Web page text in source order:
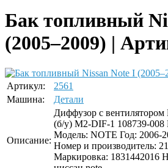
Бак топливный
(2005–2009) |
Артикул:
2561
Машина:
Детали
Описание:
Диффузор с вентилятором
(б/у) M2-DIF-1 108739-
Модель: NOTE Год: 2006-
Номер и производитель:
Маркировка: 1831442016